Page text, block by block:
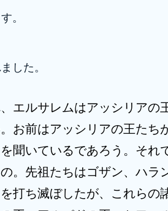
。
した。
エルサレムはアッシリアの
お前はアッシリアの王たち
聞いているであろう。それ
。先祖たちはゴザン、ハラ
打ち滅ぼしたが、これらの